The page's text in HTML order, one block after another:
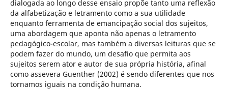
dialogada ao longo desse ensaio propõe tanto uma reflexão
da alfabetização e letramento como a sua utilidade
enquanto ferramenta de emancipação social dos sujeitos,
uma abordagem que aponta não apenas o letramento
pedagógico-escolar, mas também a diversas leituras que se
podem fazer do mundo, um desafio que permita aos
sujeitos serem ator e autor de sua própria história, afinal
como assevera Guenther (2002) é sendo diferentes que nos
tornamos iguais na condição humana.